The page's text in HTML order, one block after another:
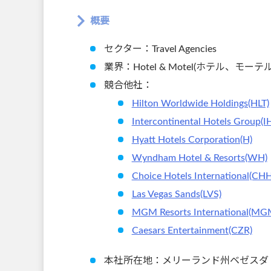
概要
セクター：Travel Agencies
業界：Hotel & Motel(ホテル、モーテ
競合他社：
Hilton Worldwide Holdings(HLT)
Intercontinental Hotels
Hyatt Hotels Corporation(H)
Wyndham Hotel & Resorts(WH)
Choice Hotels
Las Vegas Sands(LVS)
MGM Resorts
Caesars Entertainment(CZR)
本社所在地：メリーランド州ベゼスダ